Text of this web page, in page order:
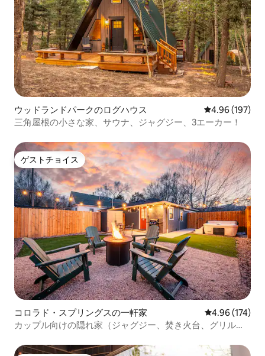
ウッドランドパークのログハウス レビュー197
4.96 (197)
三角屋根の小さな家、サウナ、ジャグジー、3エーカー！
ゲストチョイス
ゲストチョイス
コロラド・スプリングスの一軒家 レビュー174
4.96 (174)
カップル向けの隠れ家（ジャグジー、焚き火台、グリル付